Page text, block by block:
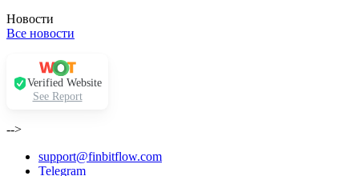
Новости
Все новости
Verified Website
See Report
-->
support@finbitflow.com
Telegram